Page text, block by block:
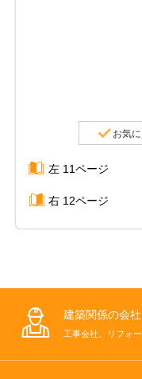
お気に
左 11ページ
右 12ページ
建築関係の会
工事会社、リフォ